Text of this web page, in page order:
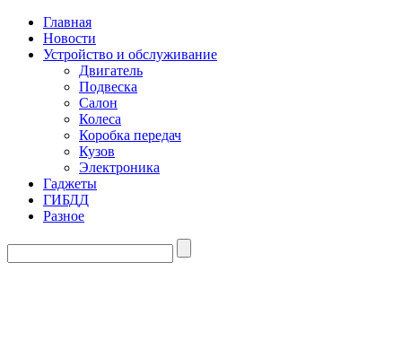
Главная
Новости
Устройство и обслуживание
Двигатель
Подвеска
Салон
Колеса
Коробка передач
Кузов
Электроника
Гаджеты
ГИБДД
Разное